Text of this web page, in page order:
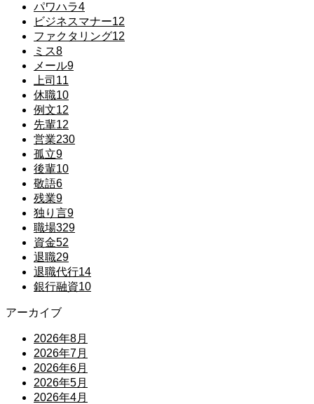
パワハラ4
ビジネスマナー12
ファクタリング12
ミス8
メール9
上司 11
休職10
例文12
先輩12
営業230
孤立9
後輩10
敬語6
残業9
独り言9
職場329
資金52
退職29
退職代行14
銀行融資10
アーカイブ
2026年8月
2026年7月
2026年6月
2026年5月
2026年4月